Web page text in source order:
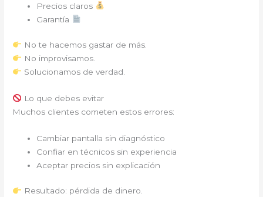
Precios claros
Garantía
No te hacemos gastar de más.
No improvisamos.
Solucionamos de verdad.
Lo que debes evitar
Muchos clientes cometen estos errores:
Cambiar pantalla sin diagnóstico
Confiar en técnicos sin experiencia
Aceptar precios sin explicación
Resultado: pérdida de dinero.